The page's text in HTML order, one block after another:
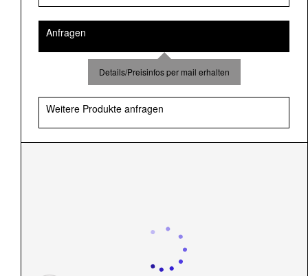
Anfragen
Details/Preisinfos per mail erhalten
Weitere Produkte anfragen